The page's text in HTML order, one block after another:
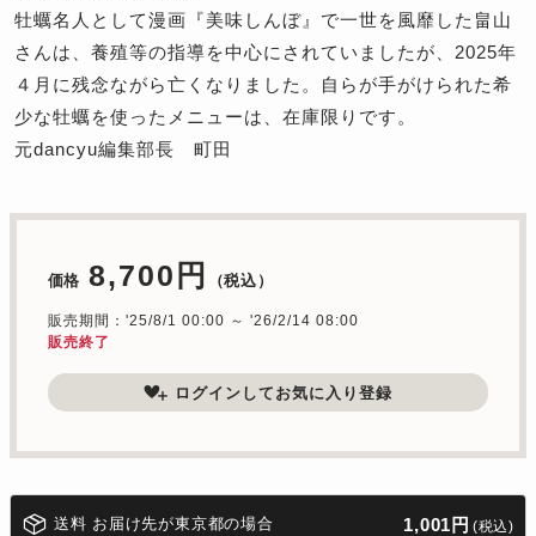
牡蠣名人として漫画『美味しんぼ』で一世を風靡した畠山
さんは、養殖等の指導を中心にされていましたが、2025年
４月に残念ながら亡くなりました。自らが手がけられた希
少な牡蠣を使ったメニューは、在庫限りです。
元dancyu編集部長 町田
価格 8,700円 （税込）
販売期間：'25/8/1 00:00 ～ '26/2/14 08:00
販売終了
ログインしてお気に入り登録
送料 お届け先が東京都の場合 1,001円 (税込)